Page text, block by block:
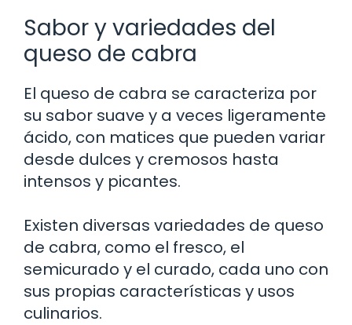
Sabor y variedades del
queso de cabra
El queso de cabra se caracteriza por
su sabor suave y a veces ligeramente
ácido, con matices que pueden variar
desde dulces y cremosos hasta
intensos y picantes.
Existen diversas variedades de queso
de cabra, como el fresco, el
semicurado y el curado, cada uno con
sus propias características y usos
culinarios.